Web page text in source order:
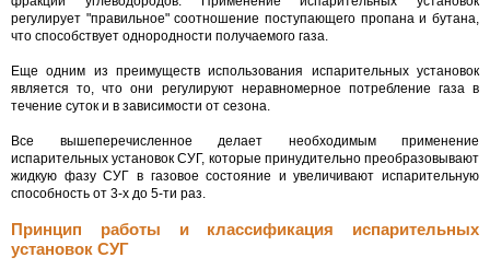
регулирует "правильное" соотношение поступающего пропана и бутана,
что способствует однородности получаемого газа.
Еще одним из преимуществ использования испарительных установок
является то, что они регулируют неравномерное потребление газа в
течение суток и в зависимости от сезона.
Все вышеперечисленное делает необходимым применение
испарительных установок СУГ, которые принудительно преобразовывают
жидкую фазу СУГ в газовое состояние и увеличивают испарительную
способность от 3-х до 5-ти раз.
Принцип работы и классификация испарительных
установок СУГ